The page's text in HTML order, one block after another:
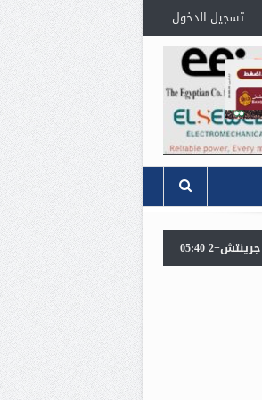
تسجيل الدخول
سيدبك تؤكد ريادتها في
جرينتش+2 05:40